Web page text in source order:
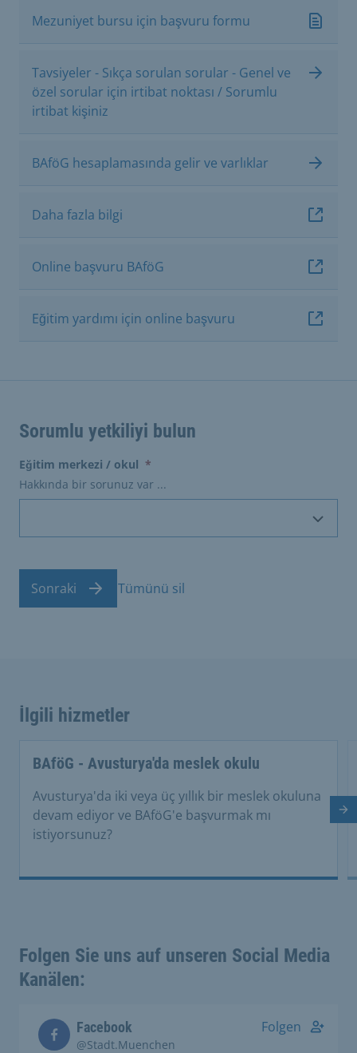
Mezuniyet bursu için başvuru formu
Tavsiyeler - Sıkça sorulan sorular - Genel ve
özel sorular için irtibat noktası / Sorumlu
irtibat kişiniz
BAföG hesaplamasında gelir ve varlıklar
Daha fazla bilgi
Online başvuru BAföG
Eğitim yardımı için online başvuru
Sorumlu yetkiliyi bulun
Eğitim merkezi / okul *
Hakkında bir sorunuz var ...
Sonraki Tümünü sil
İlgili hizmetler
BAföG - Avusturya'da meslek okulu
Avusturya'da iki veya üç yıllık bir meslek okuluna
devam ediyor ve BAföG'e başvurmak mı
istiyorsunuz?
Folgen Sie uns auf unseren Social Media
Kanälen:
Facebook
@Stadt.Muenchen
Folgen